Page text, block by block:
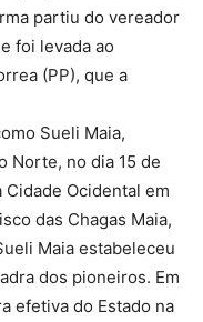
partiu do vereador
foi levada ao
(PP), que a
Sueli Maia,
Norte, no dia 15 de
Cidade Ocidental em
das Chagas Maia,
Maia estabeleceu
dos pioneiros. Em
efetiva do Estado na